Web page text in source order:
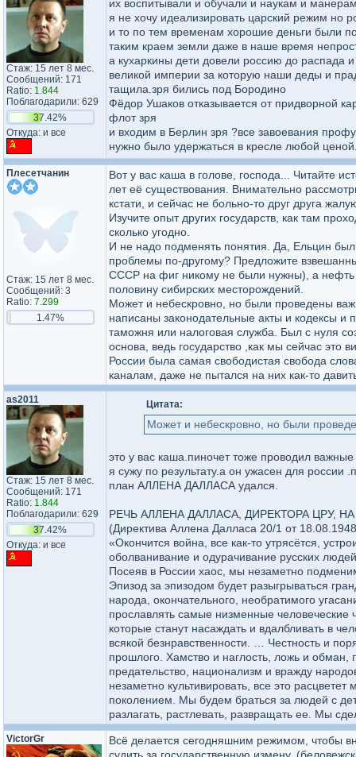
Стаж: 15 лет 8 мес.
Сообщений: 171
Ratio: 1.844
Поблагодарили: 629
37.42%
Откуда: и все
их воспитывали и обучали и наукам и
я не хочу идеализировать царский режим но
и то по тем временам хорошие деньги были
таким краем земли даже в наше время
а кухаркины дети довели россию до распада
великой империи за которую наши деды и
тащила.зря бились под Бородино
Фёдор Ушаков отказывается от придворной
флот зря
и входим в Берлин зря ?все завоевания
нужно было удержаться в кресле любой
Плесетчанин
Стаж: 15 лет 8 мес.
Сообщений: 3
Ratio: 7.299
1.47%
Вот у вас каша в голове, господа... Читайте
лет её существования. Внимательно
кстати, и сейчас не больно-то друг друга
Изучите опыт других государств, как там
сколько угодно.
И не надо подменять понятия. Да, Ельцин
проблемы по-другому? Предложите
СССР на фиг никому не были нужны), а нефть
половину сибирских месторождений.
Может и небескровно, но были проведены
написаны законодательные акты и кодексы
таможня или налоговая служба. Был с нуля
основа, ведь государство ,как мы сейчас
России была самая свободистая свобода
каналам, даже не пытался на них как-то
as2011
Стаж: 15 лет 8 мес.
Сообщений: 171
Ratio: 1.844
Поблагодарили: 629
37.42%
Откуда: и все
Цитата:
Может и небескровно, но были
это у вас каша.пиночет тоже проводил
я сужу по результату.а он ужасен для россии
план АЛЛЕНА ДАЛЛАСА удался.
РЕЧЬ АЛЛЕНА ДАЛЛАСА, ДИРЕКТОРА ЦРУ,
(Директива Аллена Далласа 20/1 от
«Окончится война, все как-то утрясётся,
оболванивание и одурачивание русских
Посеяв в России хаос, мы незаметно
Эпизод за эпизодом будет разыгрываться
народа, окончательного, необратимого
прославлять самые низменные человеческие
которые станут насаждать и вдалбливать в
всякой безнравственности. … Честность и
прошлого. Хамство и наглость, ложь и обман,
предательство, национализм и вражду
незаметно культивировать, все это
поколением. Мы будем браться за людей с
разлагать, растлевать, развращать ее. Мы
VictorGr
Всё делается сегодняшним режимом, чтобы